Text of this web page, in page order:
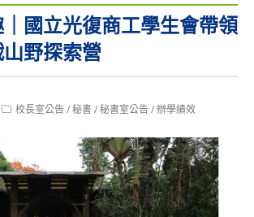
國立光復商工學生會帶領
野探索營
Post校長室公告/秘書/秘書室公告/辦學績效